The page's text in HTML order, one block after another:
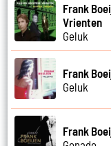
Frank
Vrienten
Geluk
Frank
Geluk
Frank